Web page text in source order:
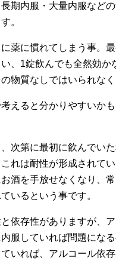
期内服・大量内服など
。
薬に慣れてしまう事。
、1錠飲んでも全然効
物質なしではいられな
えると分かりやすいか
次第に最初に飲んでい
れは耐性が形成されて
酒を手放せなくなり、
いるという事です。
依存性がありますが、
服していれば問題にな
いれば、アルコール依